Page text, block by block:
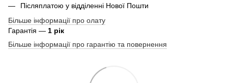
Післяплатою у відділенні Нової Пошти
Більше інформації про олату
Гарантія — 1 рік
Більше інформації про гарантію та повернення